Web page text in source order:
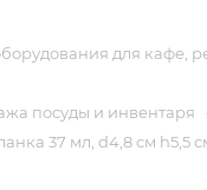
для кафе,
посуды и инвентаря
37 мл, d4,8 см h5,5